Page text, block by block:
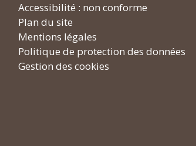
Accessibilité : non conforme
Plan du site
Mentions légales
Politique de protection des données
Gestion des cookies